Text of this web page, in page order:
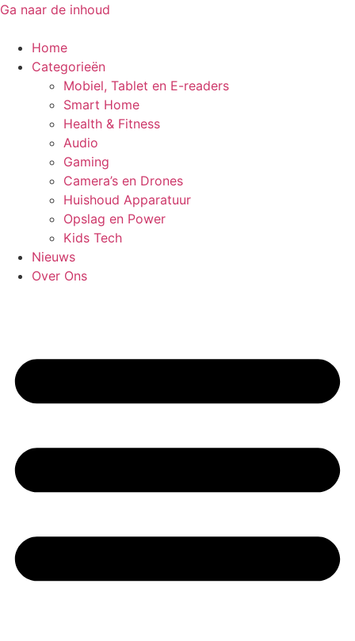
Ga naar de inhoud
Home
Categorieën
Mobiel, Tablet en E-readers
Smart Home
Health & Fitness
Audio
Gaming
Camera’s en Drones
Huishoud Apparatuur
Opslag en Power
Kids Tech
Nieuws
Over Ons